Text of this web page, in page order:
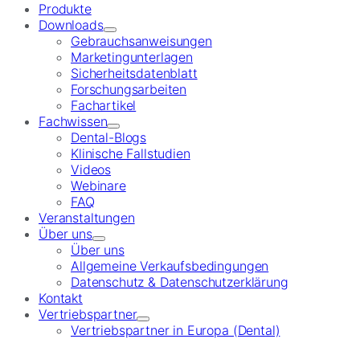
Produkte
Downloads
Gebrauchsanweisungen
Marketingunterlagen
Sicherheitsdatenblatt
Forschungsarbeiten
Fachartikel
Fachwissen
Dental-Blogs
Klinische Fallstudien
Videos
Webinare
FAQ
Veranstaltungen
Über uns
Über uns
Allgemeine Verkaufsbedingungen
Datenschutz & Datenschutzerklärung
Kontakt
Vertriebspartner
Vertriebspartner in Europa (Dental)